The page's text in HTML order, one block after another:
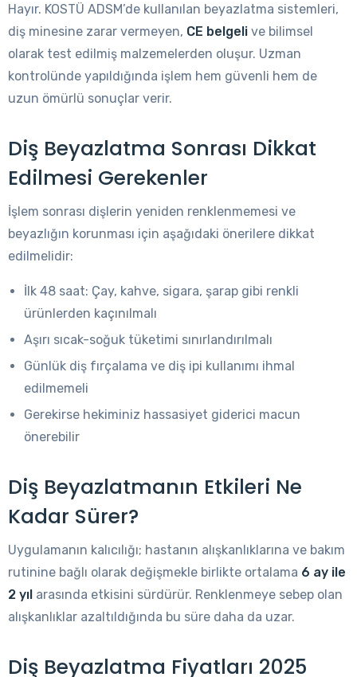
Hayır. KOSTÜ ADSM’de kullanılan beyazlatma sistemleri,
diş minesine zarar vermeyen, CE belgeli ve bilimsel
olarak test edilmiş malzemelerden oluşur. Uzman
kontrolünde yapıldığında işlem hem güvenli hem de
uzun ömürlü sonuçlar verir.
Diş Beyazlatma Sonrası Dikkat
Edilmesi Gerekenler
İşlem sonrası dişlerin yeniden renklenmemesi ve
beyazlığın korunması için aşağıdaki önerilere dikkat
edilmelidir:
İlk 48 saat: Çay, kahve, sigara, şarap gibi renkli
ürünlerden kaçınılmalı
Aşırı sıcak-soğuk tüketimi sınırlandırılmalı
Günlük diş fırçalama ve diş ipi kullanımı ihmal
edilmemeli
Gerekirse hekiminiz hassasiyet giderici macun
önerebilir
Diş Beyazlatmanın Etkileri Ne
Kadar Sürer?
Uygulamanın kalıcılığı; hastanın alışkanlıklarına ve bakım
rutini­ne bağlı olarak değişmekle birlikte ortalama 6 ay ile
2 yıl arasında etkisini sürdürür. Renklenmeye sebep olan
alışkanlıklar azaltıldığında bu süre daha da uzar.
Diş Beyazlatma Fiyatları 2025